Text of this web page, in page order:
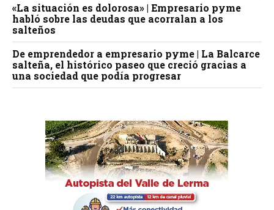
«La situación es dolorosa» | Empresario pyme
habló sobre las deudas que acorralan a los
salteños
De emprendedor a empresario pyme | La Balcarce
salteña, el histórico paseo que creció gracias a
una sociedad que podía progresar